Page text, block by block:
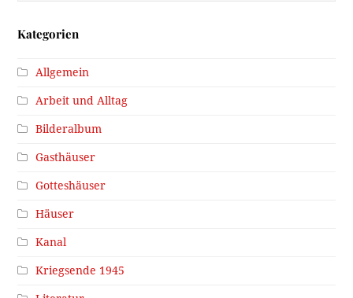
Kategorien
Allgemein
Arbeit und Alltag
Bilderalbum
Gasthäuser
Gotteshäuser
Häuser
Kanal
Kriegsende 1945